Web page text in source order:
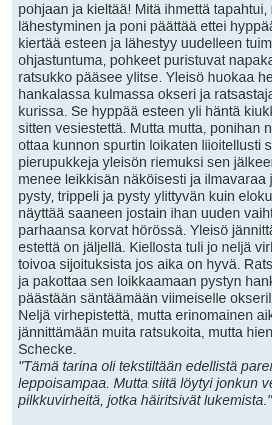
pohjaan ja kieltää! Mitä ihmettä
lähestyminen ja poni päättää ettei
kiertää esteen ja lähestyy uudelleen
ohjastuntuma, pohkeet puristuvat
ratsukko pääsee ylitse. Yleisö huokaa
hankalassa kulmassa okseri ja
kurissa. Se hyppää esteen yli häntä
sitten vesiestettä. Mutta mutta, ponihan
ottaa kunnon spurtin loikaten liioitellusti
pierupukkeja yleisön riemuksi sen
menee leikkisän näköisesti ja ilmavaraa
pysty, trippeli ja pysty ylittyvän kuin
näyttää saaneen jostain ihan uuden
parhaansa korvat hörössä. Yleisö
estettä on jäljellä. Kiellosta tuli jo neljä
toivoa sijoituksista jos aika on hyvä.
ja pakottaa sen loikkaamaan pystyn
päästään säntäämään viimeiselle
Neljä virhepistettä, mutta erinomainen
jännittämään muita ratsukoita, mutta
Schecke.
"Tämä tarina oli tekstiltään edellistä
leppoisampaa. Mutta siitä löytyi jonkun
pilkkuvirheitä, jotka häiritsivät lukemista."